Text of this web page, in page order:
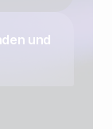
und